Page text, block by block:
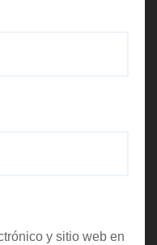
y sitio web en